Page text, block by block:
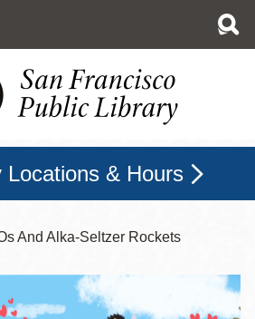
Locations & Hours
And Alka-Seltzer Rockets